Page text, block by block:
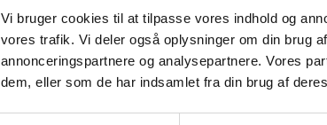
Vi bruger cookies til at tilpasse vores indhold og
vores trafik. Vi deler også oplysninger om din brug
annonceringspartnere og analysepartnere. Vores
dem, eller som de har indsamlet fra din brug af
Std Videnartikel #1